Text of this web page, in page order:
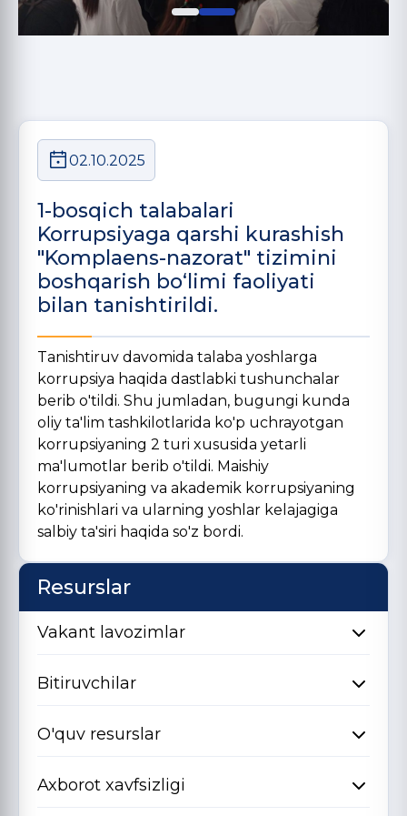
02.10.2025
1-bosqich talabalari
Korrupsiyaga qarshi kurashish
"Komplaens-nazorat" tizimini
boshqarish bo‘limi faoliyati
bilan tanishtirildi.
Tanishtiruv davomida talaba yoshlarga
korrupsiya haqida dastlabki tushunchalar
berib o'tildi. Shu jumladan, bugungi kunda
oliy ta'lim tashkilotlarida ko'p uchrayotgan
korrupsiyaning 2 turi xususida yetarli
ma'lumotlar berib o'tildi. Maishiy
korrupsiyaning va akademik korrupsiyaning
ko'rinishlari va ularning yoshlar kelajagiga
salbiy ta'siri haqida so'z bordi.
Resurslar
Vakant lavozimlar
Bitiruvchilar
O'quv resurslar
Axborot xavfsizligi